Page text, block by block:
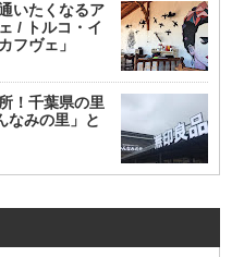
いたくなるア
/ トルコ・イ
フヴェ」
！千葉県の里
なみの里」と